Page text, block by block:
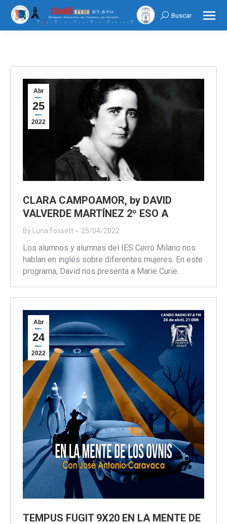
Search:
Buscar
Abr
25
2022
CLARA CAMPOAMOR, by DAVID
VALVERDE MARTÍNEZ 2º ESO A
By Luna Fossett 25/04/2022
Los alumnos y alumnas del IES Cerro Milano nos
hablan en inglés sobre diferentes mujeres. En este
programa, David nos presenta a Marie Curie.
Abr
24
2022
TEMPUS FUGIT 9X20 EN LA MENTE DE